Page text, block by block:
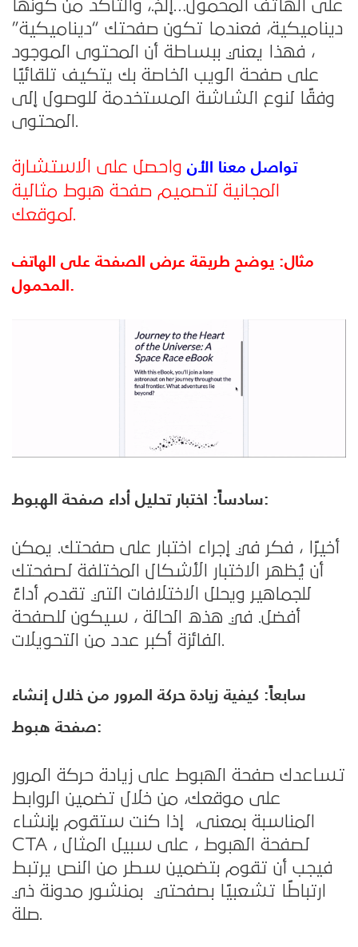
على الهاتف المحمول…إلخ.، والتأكد من كونها
ديناميكية، فعندما تكون صفحتك “ديناميكية”
، فهذا يعني ببساطة أن المحتوى الموجود
على صفحة الويب الخاصة بك يتكيف تلقائيًا
وفقًا لنوع الشاشة المستخدمة للوصول إلى
المحتوى.
تواصل معنا الأن واحصل على الاستشارة
المجانية لتصميم صفحة هبوط مثالية
لموقعك.
مثال: يوضح طريقة عرض الصفحة على الهاتف
المحمول.
سادساً: اختبار تحليل أداء صفحة الهبوط:
أخيرًا ، فكر في إجراء اختبار على صفحتك. يمكن
أن يُظهر الاختبار الأشكال المختلفة لصفحتك
للجماهير ويحلل الاختلافات التي تقدم أداءً
أفضل. في هذه الحالة ، سيكون للصفحة
الفائزة أكبر عدد من التحويلات.
سابعاً: كيفية زيادة حركة المرور من خلال إنشاء
صفحة هبوط:
تساعدك صفحة الهبوط على زيادة حركة المرور
على موقعك، من خلال تضمين الروابط
المناسبة بمعنى، إذا كنت ستقوم بإنشاء
CTA لصفحة الهبوط ، على سبيل المثال ،
فيجب أن تقوم بتضمين سطر من النص يرتبط
ارتباطًا تشعبيًا بصفحتي بمنشور مدونة ذي
صلة.